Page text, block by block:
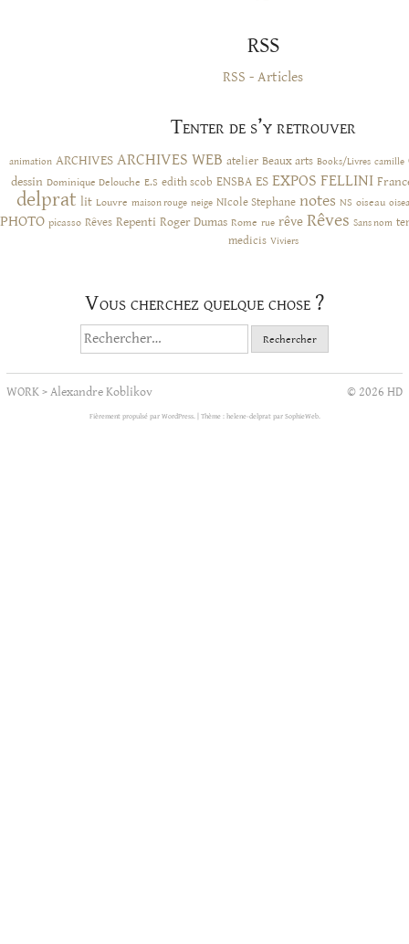
RSS
RSS - Articles
Tenter de s’y retrouver
animation ARCHIVES ARCHIVES WEB atelier Beaux arts Books/Livres camille
dessin Dominique Delouche E.S edith scob ENSBA ES EXPOS FELLINI
delprat lit Louvre maison rouge neige NIcole Stephane notes NS oiseau
PHOTO picasso Rêves Repenti Roger Dumas Rome rue rêve Rêves Sans nom
medicis Viviers
Vous cherchez quelque chose ?
Rechercher :
WORK>Alexandre Koblikov © 2026 HD
Fièrement propulsé par WordPress. Thème : helene-delprat par SophieWeb.